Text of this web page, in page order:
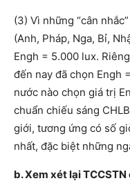
(3) Vì những “cân
(Anh, Pháp, Nga, Bỉ,
Engh = 5.000 lux.
đến nay đã chọn Engh
nước nào chọn giá trị
chuẩn chiếu sáng
giới, tương ứng có số
nhất, đặc biệt những
b. Xem xét lại